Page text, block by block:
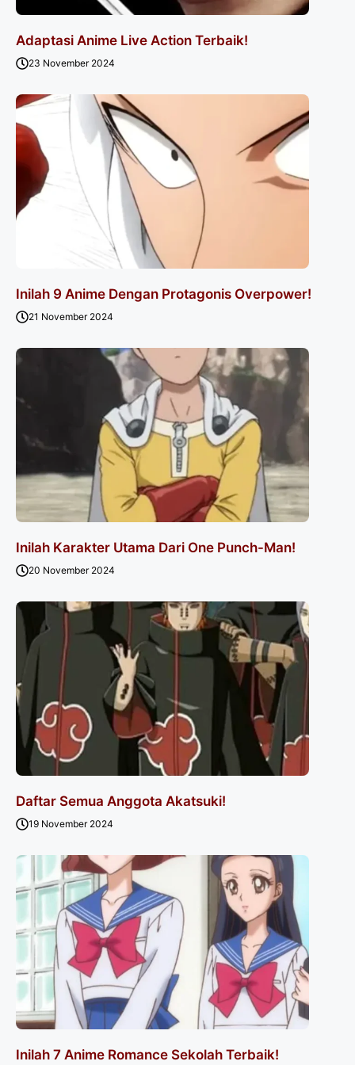
Adaptasi Anime Live Action Terbaik!
23 November 2024
Inilah 9 Anime Dengan Protagonis Overpower!
21 November 2024
Inilah Karakter Utama Dari One Punch-Man!
20 November 2024
Daftar Semua Anggota Akatsuki!
19 November 2024
Inilah 7 Anime Romance Sekolah Terbaik!